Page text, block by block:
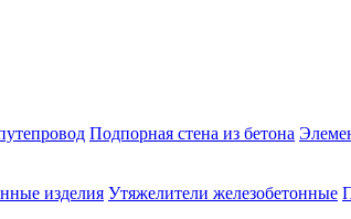
Подпорная стена из бетона
изделия Утяжелители железобетонные